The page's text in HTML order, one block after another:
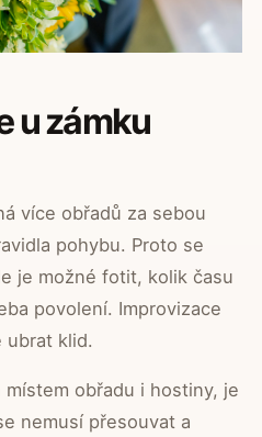
u zámku
více obřadů za sebou
pohybu. Proto se
je možné fotit, kolik času
povolení. Improvizace
ubrat klid.
obřadu i hostiny, je
nemusí přesouvat a